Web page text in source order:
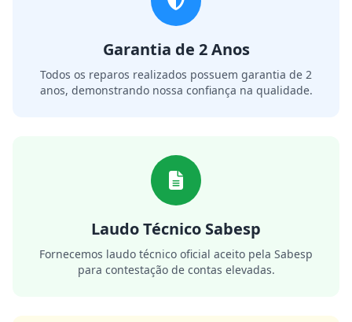
Garantia de 2 Anos
Todos os reparos realizados possuem garantia de 2
anos, demonstrando nossa confiança na qualidade.
Laudo Técnico Sabesp
Fornecemos laudo técnico oficial aceito pela Sabesp
para contestação de contas elevadas.